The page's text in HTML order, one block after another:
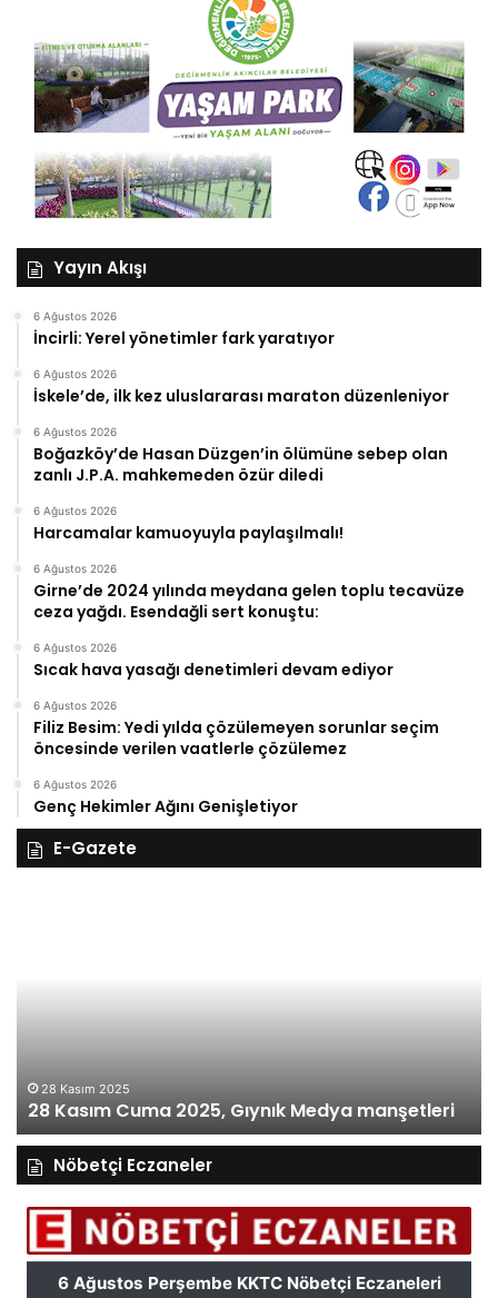
Yayın Akışı
6 Ağustos 2026
İncirli: Yerel yönetimler fark yaratıyor
6 Ağustos 2026
İskele’de, ilk kez uluslararası maraton düzenleniyor
6 Ağustos 2026
Boğazköy’de Hasan Düzgen’in ölümüne sebep olan
zanlı J.P.A. mahkemeden özür diledi
6 Ağustos 2026
Harcamalar kamuoyuyla paylaşılmalı!
6 Ağustos 2026
Girne’de 2024 yılında meydana gelen toplu tecavüze
ceza yağdı. Esendağli sert konuştu:
6 Ağustos 2026
Sıcak hava yasağı denetimleri devam ediyor
6 Ağustos 2026
Filiz Besim: Yedi yılda çözülemeyen sorunlar seçim
öncesinde verilen vaatlerle çözülemez
6 Ağustos 2026
Genç Hekimler Ağını Genişletiyor
E-Gazete
2025, Gıynık Medya manşetleri
manşetleri
Nöbetçi Eczaneler